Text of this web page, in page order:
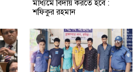
মাধ্যমে বিদায় করতে হবে :
শফিকুর রহমান